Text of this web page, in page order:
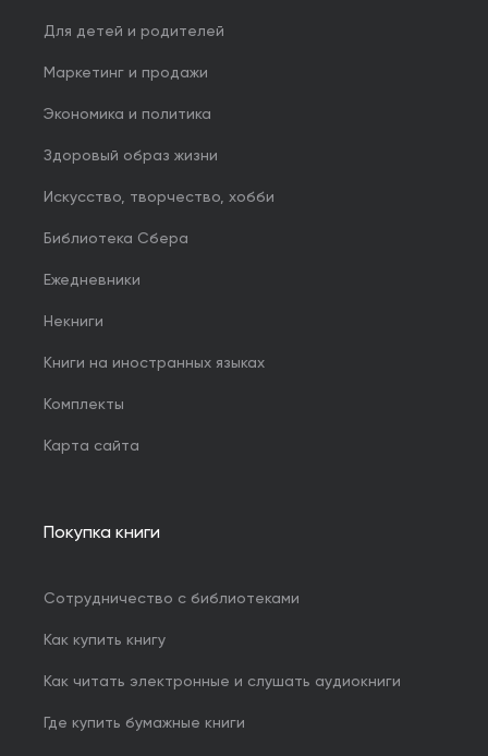
Для детей и родителей
Маркетинг и продажи
Экономика и политика
Здоровый образ жизни
Искусство, творчество, хобби
Библиотека Сбера
Ежедневники
Некниги
Книги на иностранных языках
Комплекты
Карта сайта
Покупка книги
Сотрудничество с библиотеками
Как купить книгу
Как читать электронные и слушать аудиокниги
Где купить бумажные книги